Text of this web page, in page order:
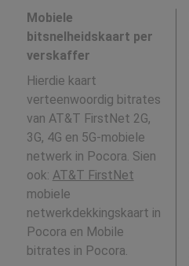
Mobiele
bitsnelheidskaart per
verskaffer
Hierdie kaart
verteenwoordig bitrates
van AT&T FirstNet 2G,
3G, 4G en 5G-mobiele
netwerk in Pocora. Sien
ook: AT&T FirstNet
mobiele
netwerkdekkingskaart in
Pocora en Mobile
bitrates in Pocora.